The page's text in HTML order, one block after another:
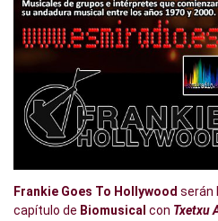
Frankie Goes To Hollywood serán
capítulo de Biomusical con Txetxu